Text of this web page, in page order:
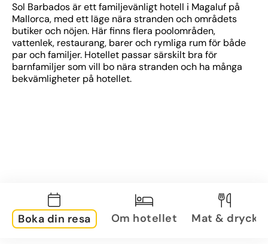
Sol Barbados är ett familjevänligt hotell i Magaluf på
Mallorca, med ett läge nära stranden och områdets
butiker och nöjen. Här finns flera poolområden,
vattenlek, restaurang, barer och rymliga rum för både
par och familjer. Hotellet passar särskilt bra för
barnfamiljer som vill bo nära stranden och ha många
bekvämligheter på hotellet.
Boka din resa Om hotellet Mat & dryck